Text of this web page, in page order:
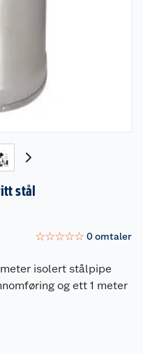
stål
☆☆☆☆☆ 0omtaler
isolert stålpipe
og ett 1 meter